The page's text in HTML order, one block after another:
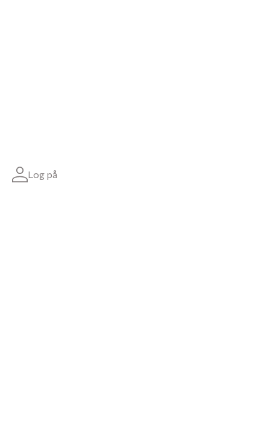
Log på